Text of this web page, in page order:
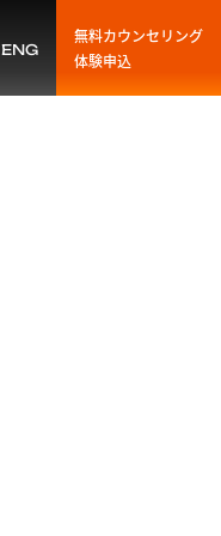
ENG
無料カウンセリング
体験申込